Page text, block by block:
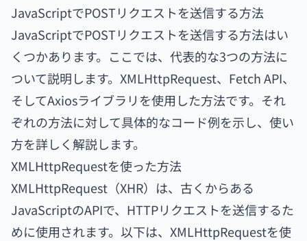
JavaScriptでPOSTリクエストを送信する方法
JavaScriptでPOSTリクエストを送信する方法はい
くつかあります。ここでは、代表的な3つの方法に
ついて説明します。XMLHttpRequest、Fetch API、
そしてAxiosライブラリを使用した方法です。それ
ぞれの方法に対して具体的なコード例を示し、使い
方を詳しく解説します。
XMLHttpRequestを使った方法
XMLHttpRequest（XHR）は、古くからある
JavaScriptのAPIで、HTTPリクエストを送信するた
めに使用されます。以下は、XMLHttpRequestを使